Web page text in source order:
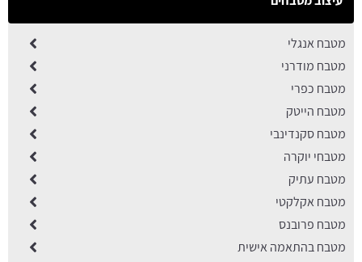
מטבח אנגלי
מטבח מודרני
מטבח כפרי
מטבח הייטק
מטבח סקנדינבי
מטבחי יוקרה
מטבח עתיק
מטבח אקלקטי
מטבח פרובנס
מטבח בהתאמה אישית